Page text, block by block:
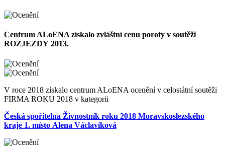
Centrum ALoENA získalo zvláštní cenu poroty v soutěži
ROZJEZDY 2013.
V roce 2018 získalo centrum ALoENA ocenění v celostátní soutěži
FIRMA ROKU 2018 v kategorii
Česká spořitelna Živnostník roku 2018 Moravskoslezského
kraje 1. místo Alena Václavíková